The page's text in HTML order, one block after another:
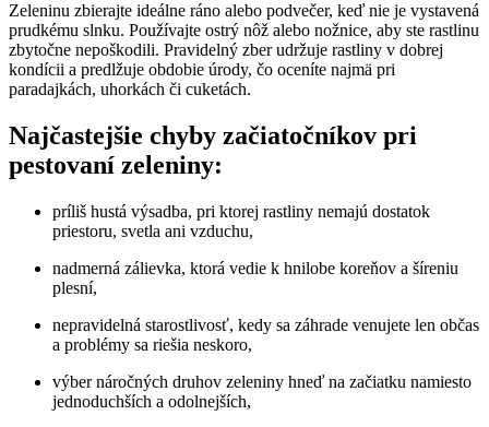
Zeleninu zbierajte ideálne ráno alebo podvečer, keď nie je vystavená
prudkému slnku. Používajte ostrý nôž alebo nožnice, aby ste rastlinu
zbytočne nepoškodili. Pravidelný zber udržuje rastliny v dobrej
kondícii a predlžuje obdobie úrody, čo oceníte najmä pri
paradajkách, uhorkách či cuketách.
Najčastejšie chyby začiatočníkov pri
pestovaní zeleniny:
príliš hustá výsadba, pri ktorej rastliny nemajú dostatok
priestoru, svetla ani vzduchu,
nadmerná zálievka, ktorá vedie k hnilobe koreňov a šíreniu
plesní,
nepravidelná starostlivosť, kedy sa záhrade venujete len občas
a problémy sa riešia neskoro,
výber náročných druhov zeleniny hneď na začiatku namiesto
jednoduchších a odolnejších,